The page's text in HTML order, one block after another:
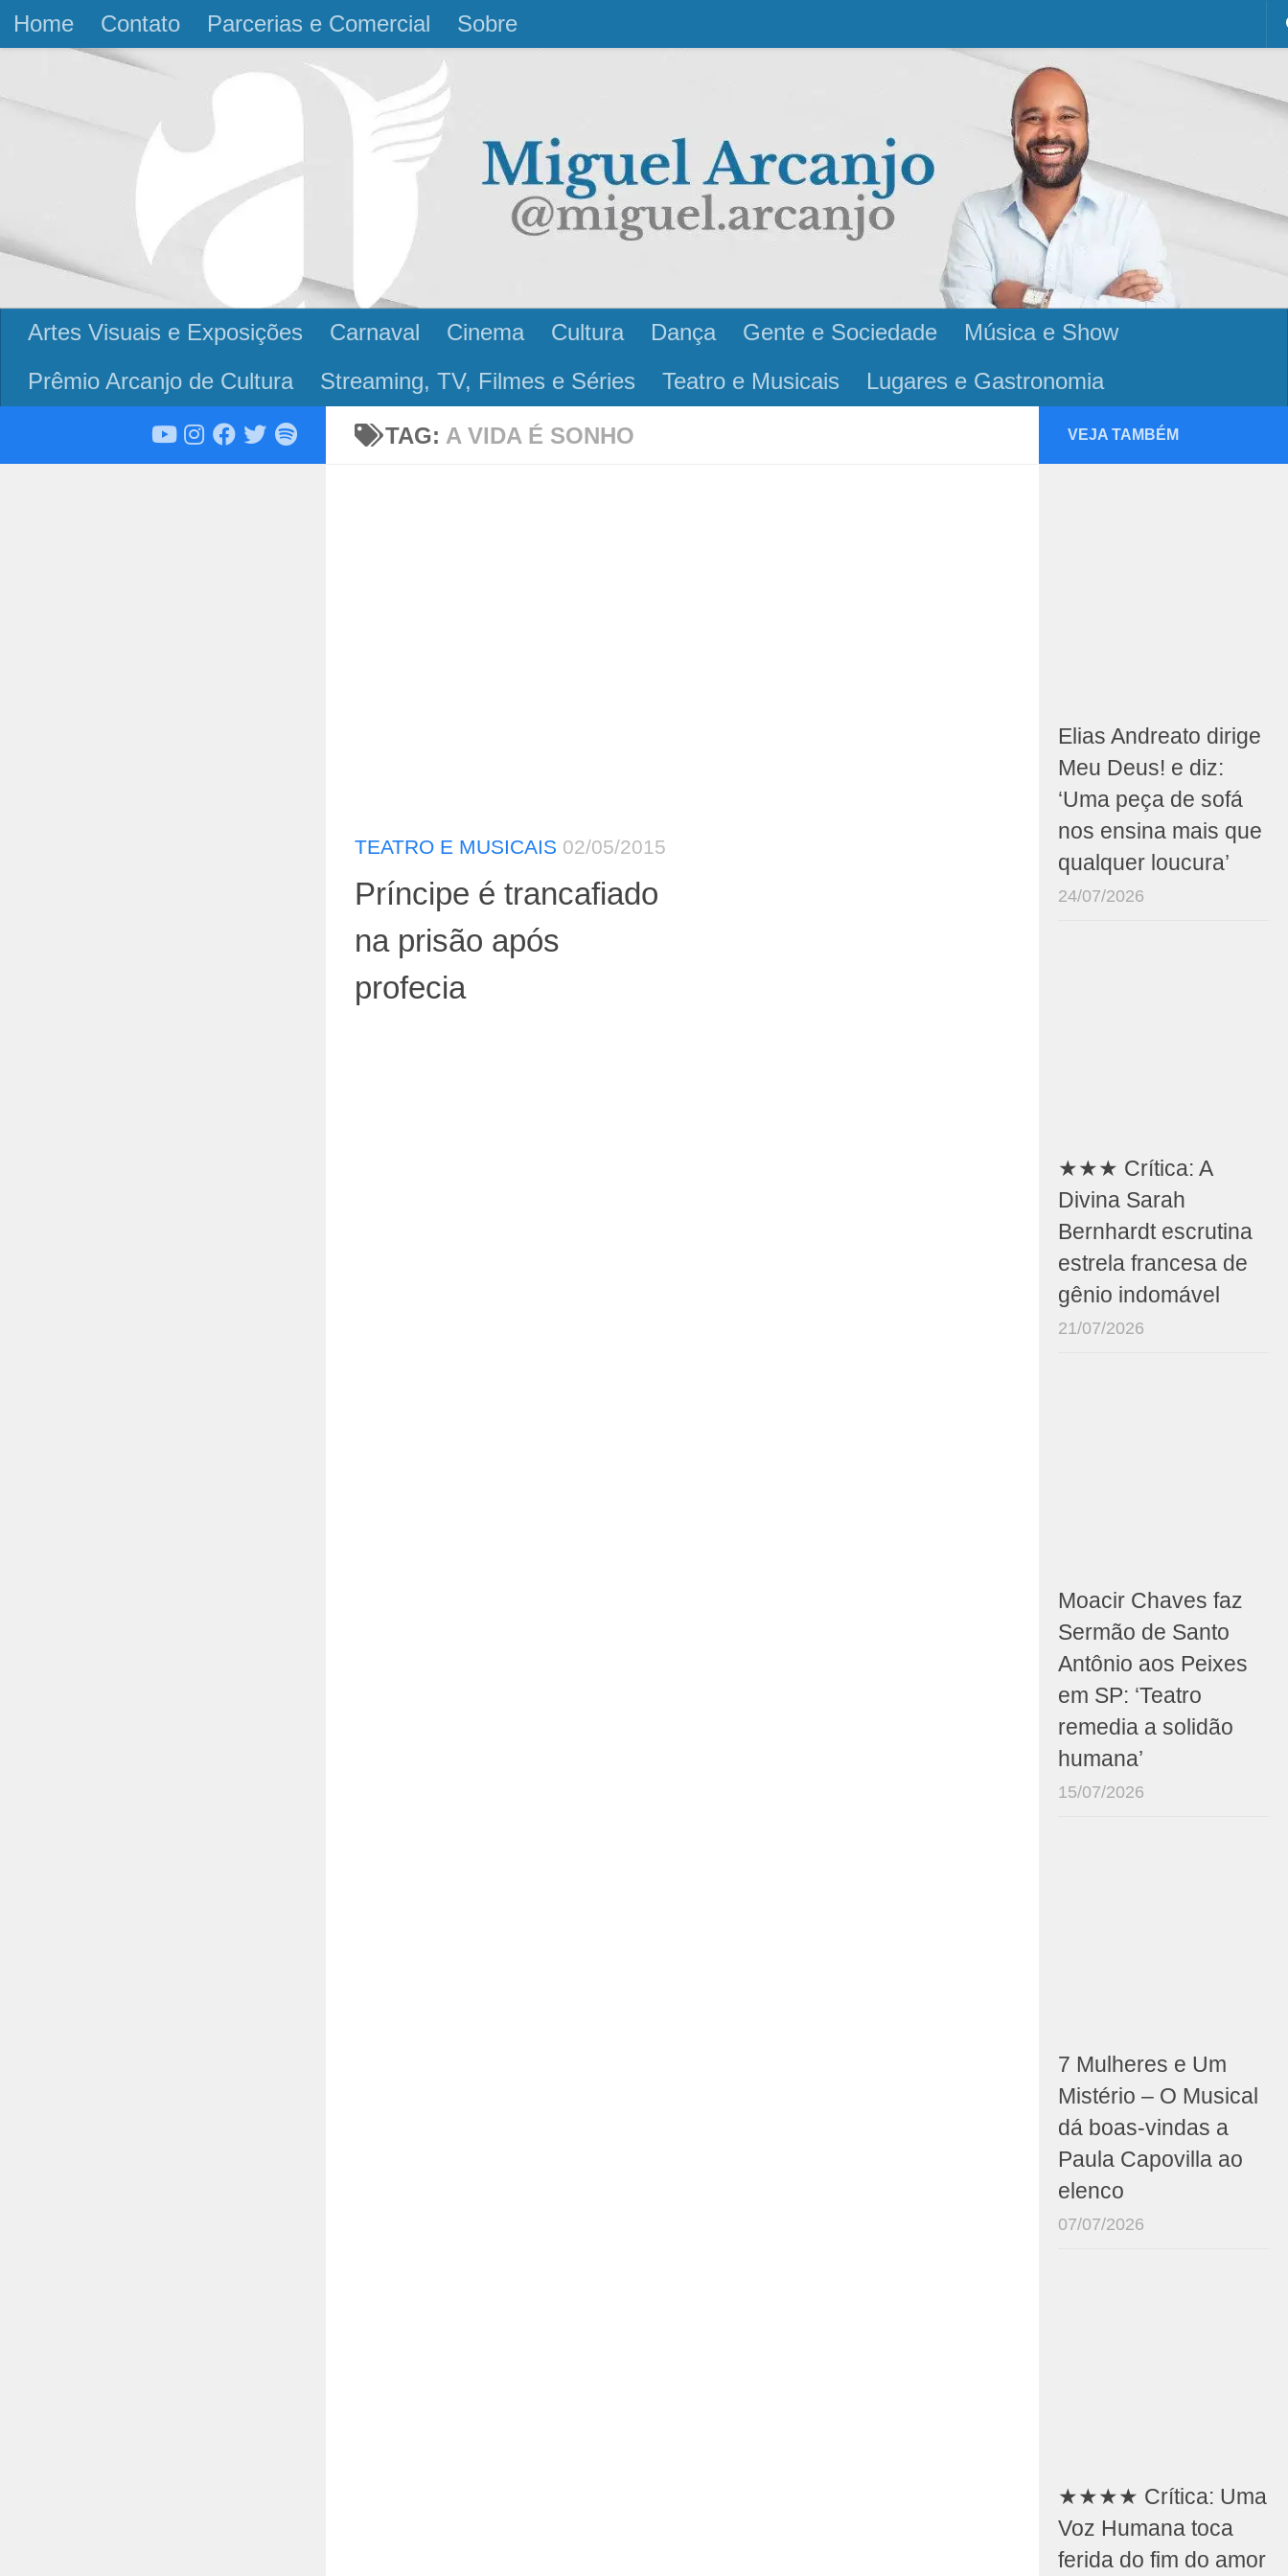
Skip to content
Home Contato Parcerias e Comercial Sobre
Artes Visuais e Exposições Carnaval Cinema Cultura Dança Gente e Sociedade
Música e Show
Prêmio Arcanjo de Cultura
Streaming, TV, Filmes e Séries Teatro e Musicais Lugares e Gastronomia
TAG: A VIDA É SONHO
TEATRO E MUSICAIS 02/05/2015
Príncipe é trancafiado
na prisão após
profecia
VEJA TAMBÉM
Elias Andreato dirige
Meu Deus! e diz:
‘Uma peça de sofá
nos ensina mais que
qualquer loucura’
24/07/2026
★★★ Crítica: A
Divina Sarah
Bernhardt escrutina
estrela francesa de
gênio indomável
21/07/2026
Moacir Chaves faz
Sermão de Santo
Antônio aos Peixes
em SP: ‘Teatro
remedia a solidão
humana’
15/07/2026
7 Mulheres e Um
Mistério – O Musical
dá boas-vindas a
Paula Capovilla ao
elenco
07/07/2026
★★★★ Crítica: Uma
Voz Humana toca
ferida do fim do amor